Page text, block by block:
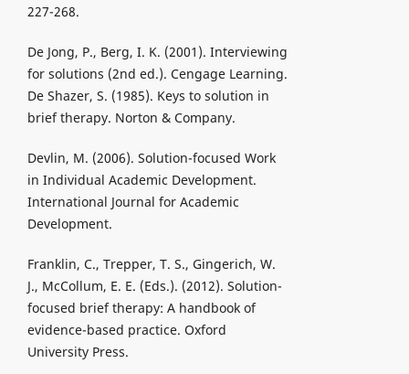
227-268.
De Jong, P., Berg, I. K. (2001). Interviewing
for solutions (2nd ed.). Cengage Learning.
De Shazer, S. (1985). Keys to solution in
brief therapy. Norton & Company.
Devlin, M. (2006). Solution-focused Work
in Individual Academic Development.
International Journal for Academic
Development.
Franklin, C., Trepper, T. S., Gingerich, W.
J., McCollum, E. E. (Eds.). (2012). Solution-
focused brief therapy: A handbook of
evidence-based practice. Oxford
University Press.